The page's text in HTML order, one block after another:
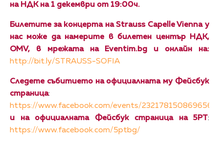
на НДК на 1 декември от 19:00ч.
Билетите за концерта на Strauss Capelle Vienna у
нас може да намерите в билетен център НДК,
OMV, в мрежата на Eventim.bg и онлайн на:
http://bit.ly/STRAUSS-SOFIA
Следете събитието на официалната му Фейсбук
страница:
https://www.facebook.com/events/232178150869656/
и на официалната Фейсбук страница на 5PT:
https://www.facebook.com/5ptbg/